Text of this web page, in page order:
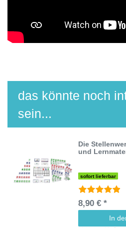
das könnte noch
sein...
Die
und
sofort lieferbar
8,90 € *
In